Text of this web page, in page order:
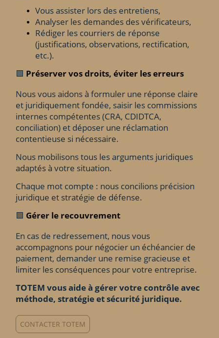
Vous assister lors des entretiens,
Analyser les demandes des vérificateurs,
Rédiger les courriers de réponse
(justifications, observations, rectification,
etc.).
🟩 Préserver vos droits, éviter les erreurs
Nous vous aidons à formuler une réponse claire
et juridiquement fondée, saisir les commissions
internes compétentes (CRA, CDIDTCA,
conciliation) et déposer une réclamation
contentieuse si nécessaire.
Nous mobilisons tous les arguments juridiques
adaptés à votre situation.
Chaque mot compte : nous concilions précision
juridique et stratégie de défense.
🟩 Gérer le recouvrement
En cas de redressement, nous vous
accompagnons pour négocier un échéancier de
paiement, demander une remise gracieuse et
limiter les conséquences pour votre entreprise.
TOTEM vous aide à gérer votre contrôle avec
méthode, stratégie et sécurité juridique.
CONTACTER TOTEM